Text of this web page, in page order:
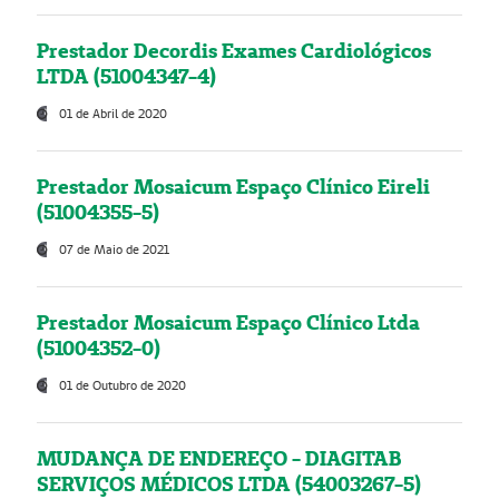
Prestador Decordis Exames Cardiológicos
LTDA (51004347-4)
01 de Abril de 2020
Prestador Mosaicum Espaço Clínico Eireli
(51004355-5)
07 de Maio de 2021
Prestador Mosaicum Espaço Clínico Ltda
(51004352-0)
01 de Outubro de 2020
MUDANÇA DE ENDEREÇO - DIAGITAB
SERVIÇOS MÉDICOS LTDA (54003267-5)